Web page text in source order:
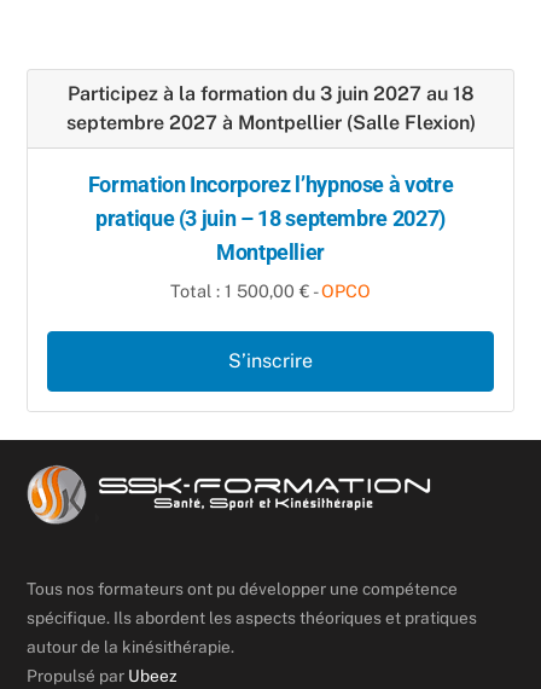
Participez à la formation du 3 juin 2027 au 18
septembre 2027 à Montpellier (Salle Flexion)
Formation Incorporez l’hypnose à votre
pratique (3 juin – 18 septembre 2027)
Montpellier
Total : 1 500,00 € -OPCO
S’inscrire
Tous nos formateurs ont pu développer une compétence
spécifique. Ils abordent les aspects théoriques et pratiques
autour de la kinésithérapie.
Propulsé par Ubeez